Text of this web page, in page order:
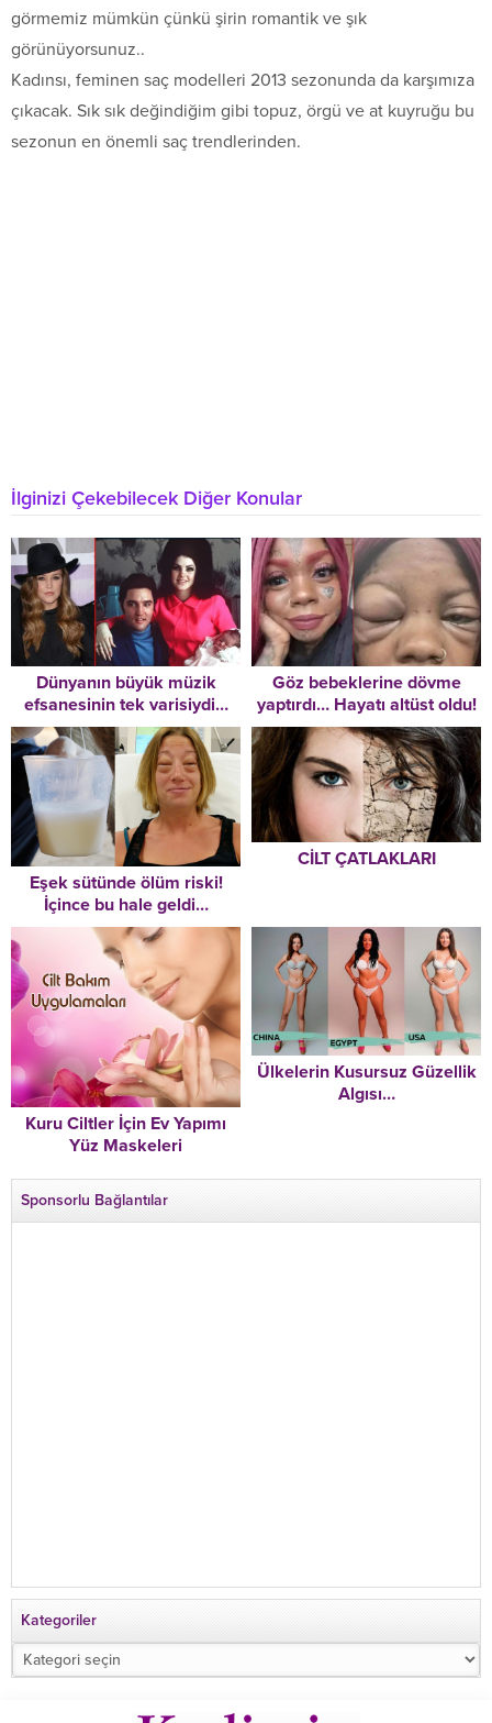
görmemiz mümkün çünkü şirin romantik ve şık
görünüyorsunuz..
Kadınsı, feminen saç modelleri 2013 sezonunda da karşımıza
çıkacak. Sık sık değindiğim gibi topuz, örgü ve at kuyruğu bu
sezonun en önemli saç trendlerinden.
İlginizi Çekebilecek Diğer Konular
Dünyanın büyük müzik
efsanesinin tek varisiydi…
Trajedilerle dolu hikâyesi
çok erken sonra erdi: Lisa
Marie Presley 54 yaşında
hayatını kaybetti!
Göz bebeklerine dövme
yaptırdı… Hayatı altüst oldu!
Acı haberi doktordan
öğrendi
Eşek sütünde ölüm riski!
İçince bu hale geldi…
CİLT ÇATLAKLARI
Kuru Ciltler İçin Ev Yapımı
Yüz Maskeleri
Ülkelerin Kusursuz Güzellik
Algısı…
Sponsorlu Bağlantılar
Kategoriler
Kategoriler